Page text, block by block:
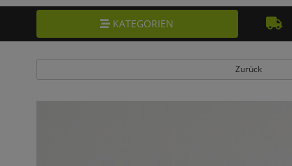
KATEGORIEN
Zurück